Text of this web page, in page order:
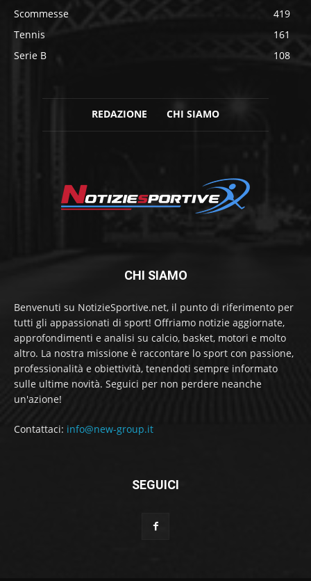
Scommesse
419
Tennis
161
Serie B
108
REDAZIONE CHI SIAMO
CHI SIAMO
Benvenuti su NotizieSportive.net, il punto di riferimento per
tutti gli appassionati di sport! Offriamo notizie aggiornate,
approfondimenti e analisi su calcio, basket, motori e molto
altro. La nostra missione è raccontare lo sport con passione,
professionalità e obiettività, tenendoti sempre informato
sulle ultime novità. Seguici per non perdere neanche
un'azione!
Contattaci: info@new-group.it
SEGUICI